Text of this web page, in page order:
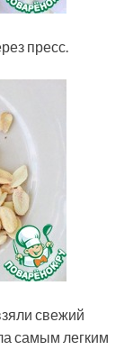
пресс.
свежий
самым легким